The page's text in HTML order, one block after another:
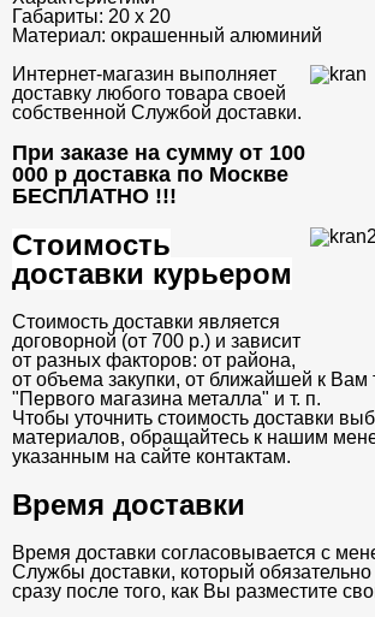
Габариты: 20 х 20
Материал: окрашенный алюминий
Интернет-магазин выполняет
доставку любого товара своей
собственной Службой доставки.
При заказе на сумму от 100
000 р доставка по Москве
БЕСПЛАТНО !!!
Стоимость
доставки курьером
Стоимость доставки является
договорной (от 700 р.) и зависит
от разных факторов: от района,
от объема закупки, от ближайшей к Вам
"Первого магазина металла" и т. п.
Чтобы уточнить стоимость доставки
материалов, обращайтесь к нашим
указанным на сайте контактам.
Время доставки
Время доставки согласовывается с
Службы доставки, который
сразу после того, как Вы разместите